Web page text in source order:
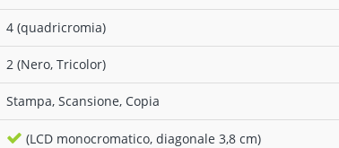
4 (quadricromia)
2 (Nero, Tricolor)
Stampa, Scansione, Copia
(LCD monocromatico, diagonale 3,8 cm)